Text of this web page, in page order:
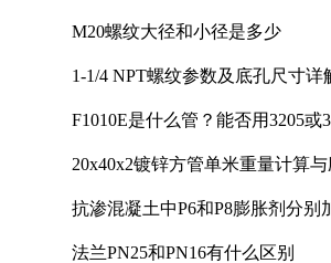
M20螺纹大径和小径是多少
1-1/4 NPT螺纹参数及底孔尺寸详
F1010E是什么管？能否用3205或
20x40x2镀锌方管单米重量计算
抗渗混凝土中P6和P8膨胀剂分别
法兰PN25和PN16有什么区别